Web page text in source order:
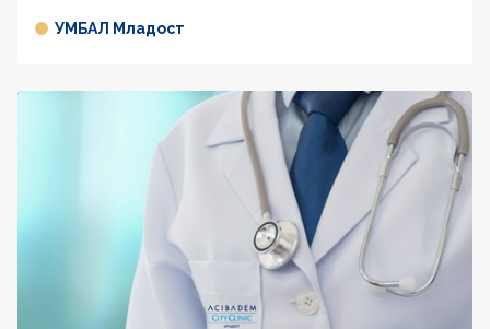
УМБАЛ Младост